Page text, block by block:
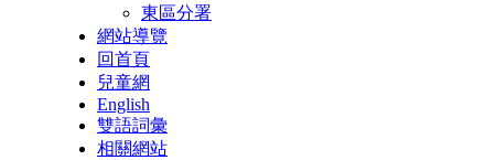
東區分署
網站導覽
回首頁
兒童網
English
雙語詞彙
相關網站